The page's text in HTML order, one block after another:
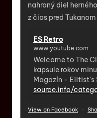
nahraný diel
z čias pred
ES Retro
www.youtube.com
Welcome to The
kapsule rokov
Magazín - Elitist's
source.info/
View on Facebook ·